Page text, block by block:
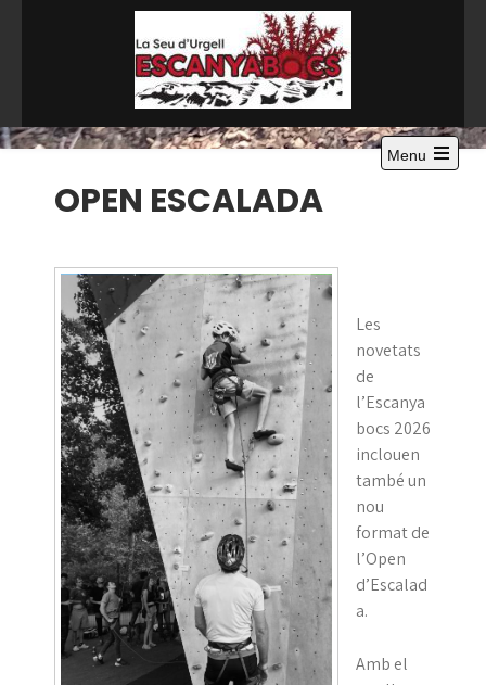
Menu
Open
OPEN ESCALADA
Les
novetats
de
l’Escanya
bocs 2026
inclouen
també un
nou
format de
l’Open
d’Escalad
a.
Amb el